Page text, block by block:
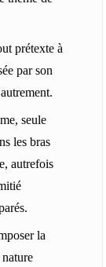
prétexte à
par son
seule
les bras
autrefois
la